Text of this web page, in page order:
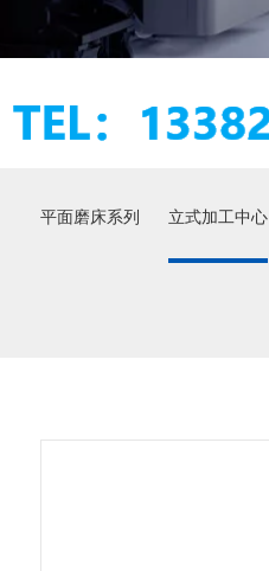
平面磨床系列 立式加工中心